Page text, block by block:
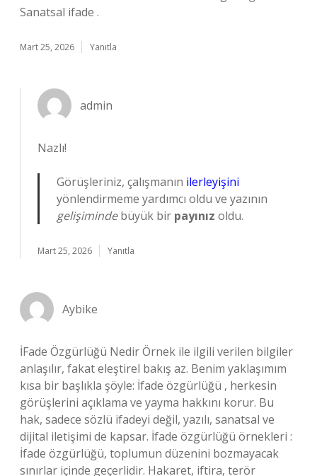
Sanatsal ifade .
Mart 25, 2026 Yanıtla
admin
Nazlı!
Görüşleriniz, çalışmanın ilerleyişini
yönlendirmeme yardımcı oldu ve yazının
gelişimindebüyük bir payınız oldu.
Mart 25, 2026 Yanıtla
Aybike
İFade Özgürlüğü Nedir Örnek ile ilgili verilen bilgiler
anlaşılır, fakat eleştirel bakış az. Benim yaklaşımım
kısa bir başlıkla şöyle: İfade özgürlüğü , herkesin
görüşlerini açıklama ve yayma hakkını korur. Bu
hak, sadece sözlü ifadeyi değil, yazılı, sanatsal ve
dijital iletişimi de kapsar. İfade özgürlüğü örnekleri :
İfade özgürlüğü, toplumun düzenini bozmayacak
sınırlar içinde geçerlidir. Hakaret, iftira, terör